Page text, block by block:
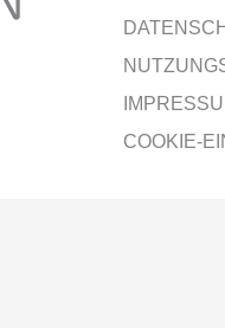
COOKIE-